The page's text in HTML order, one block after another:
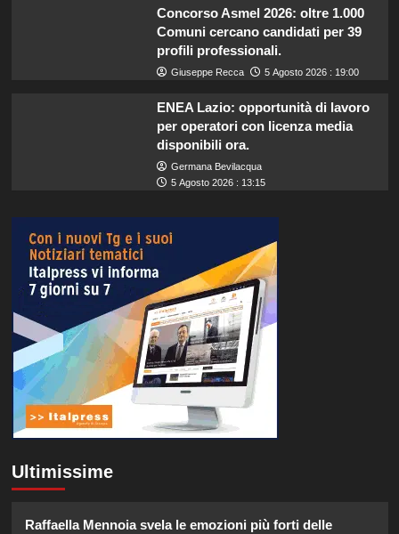
Concorso Asmel 2026: oltre 1.000
Comuni cercano candidati per 39
profili professionali.
Giuseppe Recca 5 Agosto 2026 : 19:00
ENEA Lazio: opportunità di lavoro
per operatori con licenza media
disponibili ora.
Germana Bevilacqua
5 Agosto 2026 : 13:15
Ultimissime
Raffaella Mennoia svela le emozioni più forti delle